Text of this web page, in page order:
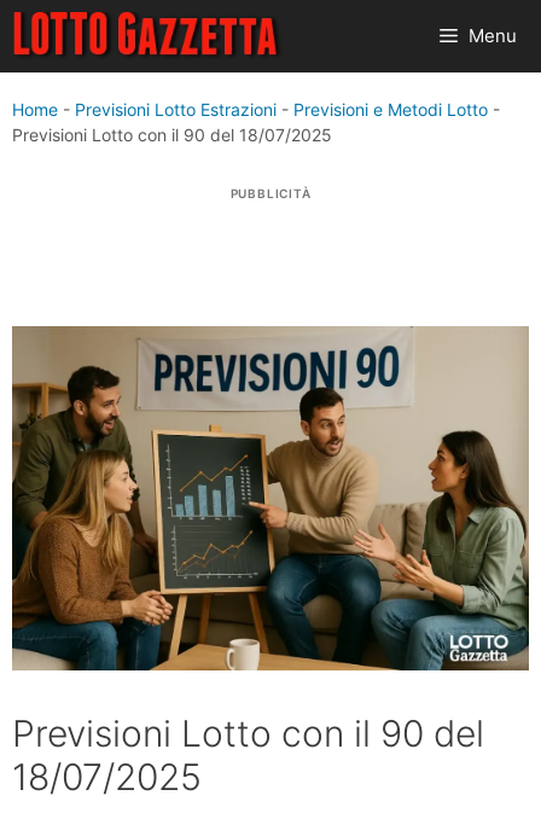
Vai
contenuto
Menu
Home - Previsioni Lotto Estrazioni - Previsioni e Metodi Lotto -
Previsioni Lotto con il 90 del 18/07/2025
PUBBLICITÀ
Previsioni Lotto con il 90 del
18/07/2025